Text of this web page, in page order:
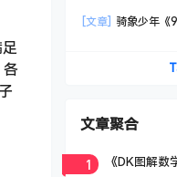
各
[文章]
骑象少年《
文章聚合
1 《DK图解